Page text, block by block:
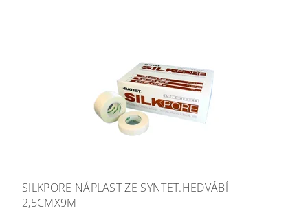
SILKPORE NÁPLAST ZE SYNTET.HEDVÁBÍ
2,5CMX9M